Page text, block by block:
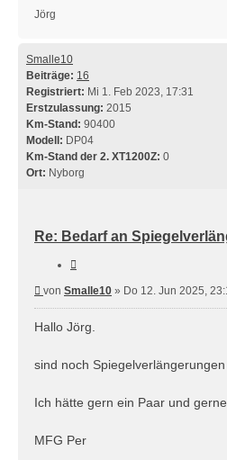
Jörg
Smalle10
Beiträge: 16
Registriert: Mi 1. Feb 2023, 17:31
Erstzulassung: 2015
Km-Stand: 90400
Modell: DP04
Km-Stand der 2. XT1200Z: 0
Ort: Nyborg
Re: Bedarf an
Beitrag
von Smalle10 » Do 12. Jun 2025,
Hallo Jörg.
sind noch
Ich hätte gern ein Paar und
MFG Per